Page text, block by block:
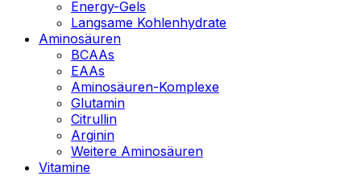
Energy-Gels
Langsame Kohlenhydrate
Aminosäuren
BCAAs
EAAs
Aminosäuren-Komplexe
Glutamin
Citrullin
Arginin
Weitere Aminosäuren
Vitamine